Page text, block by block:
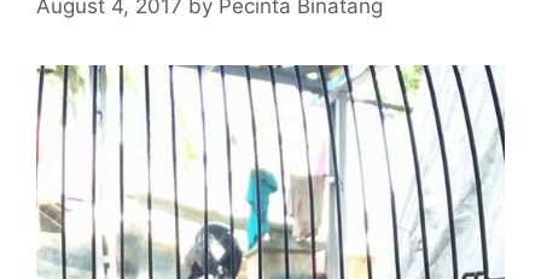
August 4, 2017 by Pecinta Binatang